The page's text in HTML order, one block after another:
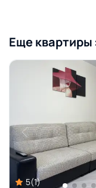
Еще квартиры
5(1)